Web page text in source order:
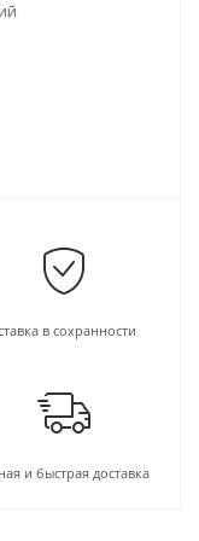
в сохранности
и быстрая доставка